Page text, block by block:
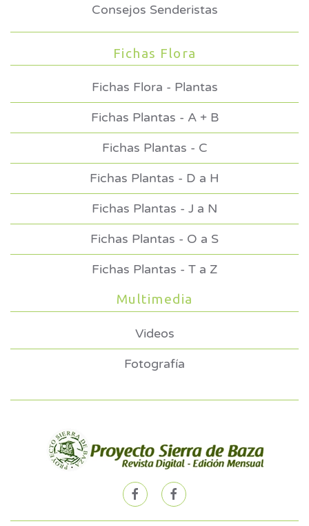
Consejos Senderistas
Fichas Flora
Fichas Flora - Plantas
Fichas Plantas - A + B
Fichas Plantas - C
Fichas Plantas - D a H
Fichas Plantas - J a N
Fichas Plantas - O a S
Fichas Plantas - T a Z
Multimedia
Videos
Fotografía